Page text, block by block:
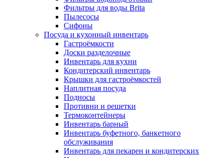
Фильтры для воды Brita
Пылесосы
Сифоны
Посуда и кухонный инвентарь
Гастроёмкости
Доски разделочные
Инвентарь для кухни
Кондитерский инвентарь
Крышки для гастроёмкостей
Наплитная посуда
Подносы
Противни и решетки
Термоконтейнеры
Инвентарь барный
Инвентарь буфетного, банкетного
обслуживания
Инвентарь для пекарен и кондитерских